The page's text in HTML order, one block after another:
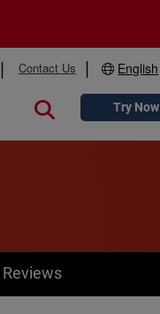
Contact Us English
Close searchTry Now